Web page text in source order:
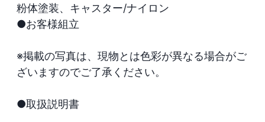
粉体塗装、キャスター/ナイロン
●お客様組立
※掲載の写真は、現物とは色彩が異なる場合がご
ざいますのでご了承ください。
●取扱説明書